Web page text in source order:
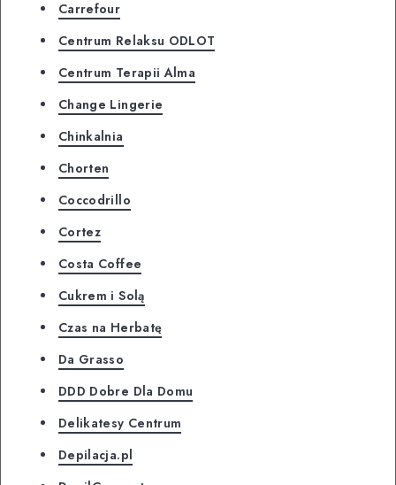
Carrefour
Centrum Relaksu ODLOT
Centrum Terapii Alma
Change Lingerie
Chinkalnia
Chorten
Coccodrillo
Cortez
Costa Coffee
Cukrem i Solą
Czas na Herbatę
Da Grasso
DDD Dobre Dla Domu
Delikatesy Centrum
Depilacja.pl